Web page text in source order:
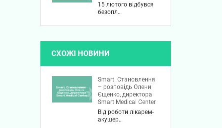
15 лютого відбувся
безопл…
СХОЖІ НОВИНИ
Smart. Становлення
– розповідь Олени
Єщенко, директора
Smart Medical Center
Від роботи лікарем-
акушер…